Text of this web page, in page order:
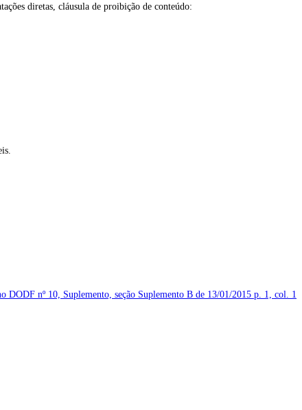
diretas, cláusula de proibição de conteúdo:
DODF nº 10, Suplemento, seção Suplemento B de 13/01/2015 p. 1, col. 1